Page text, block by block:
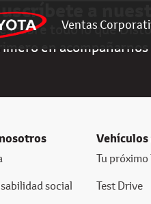
Ventas
a
todo lo que
en
social
Vehículos
Tu próximo
Test Drive